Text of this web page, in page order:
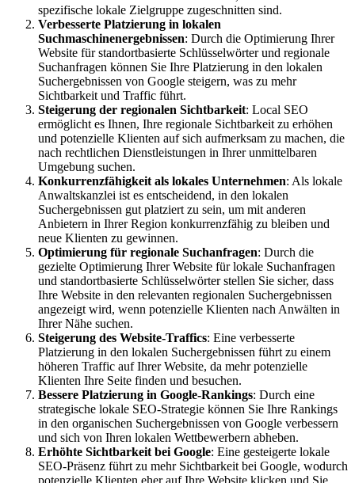
spezifische lokale Zielgruppe zugeschnitten sind.
Verbesserte Platzierung in lokalen
Suchmaschinenergebnissen: Durch die Optimierung Ihrer
Website für standortbasierte Schlüsselwörter und regionale
Suchanfragen können Sie Ihre Platzierung in den lokalen
Suchergebnissen von Google steigern, was zu mehr
Sichtbarkeit und Traffic führt.
Steigerung der regionalen Sichtbarkeit: Local SEO
ermöglicht es Ihnen, Ihre regionale Sichtbarkeit zu erhöhen
und potenzielle Klienten auf sich aufmerksam zu machen, die
nach rechtlichen Dienstleistungen in Ihrer unmittelbaren
Umgebung suchen.
Konkurrenzfähigkeit als lokales Unternehmen: Als lokale
Anwaltskanzlei ist es entscheidend, in den lokalen
Suchergebnissen gut platziert zu sein, um mit anderen
Anbietern in Ihrer Region konkurrenzfähig zu bleiben und
neue Klienten zu gewinnen.
Optimierung für regionale Suchanfragen: Durch die
gezielte Optimierung Ihrer Website für lokale Suchanfragen
und standortbasierte Schlüsselwörter stellen Sie sicher, dass
Ihre Website in den relevanten regionalen Suchergebnissen
angezeigt wird, wenn potenzielle Klienten nach Anwälten in
Ihrer Nähe suchen.
Steigerung des Website-Traffics: Eine verbesserte
Platzierung in den lokalen Suchergebnissen führt zu einem
höheren Traffic auf Ihrer Website, da mehr potenzielle
Klienten Ihre Seite finden und besuchen.
Bessere Platzierung in Google-Rankings: Durch eine
strategische lokale SEO-Strategie können Sie Ihre Rankings
in den organischen Suchergebnissen von Google verbessern
und sich von Ihren lokalen Wettbewerbern abheben.
Erhöhte Sichtbarkeit bei Google: Eine gesteigerte lokale
SEO-Präsenz führt zu mehr Sichtbarkeit bei Google, wodurch
potenzielle Klienten eher auf Ihre Website klicken und Sie